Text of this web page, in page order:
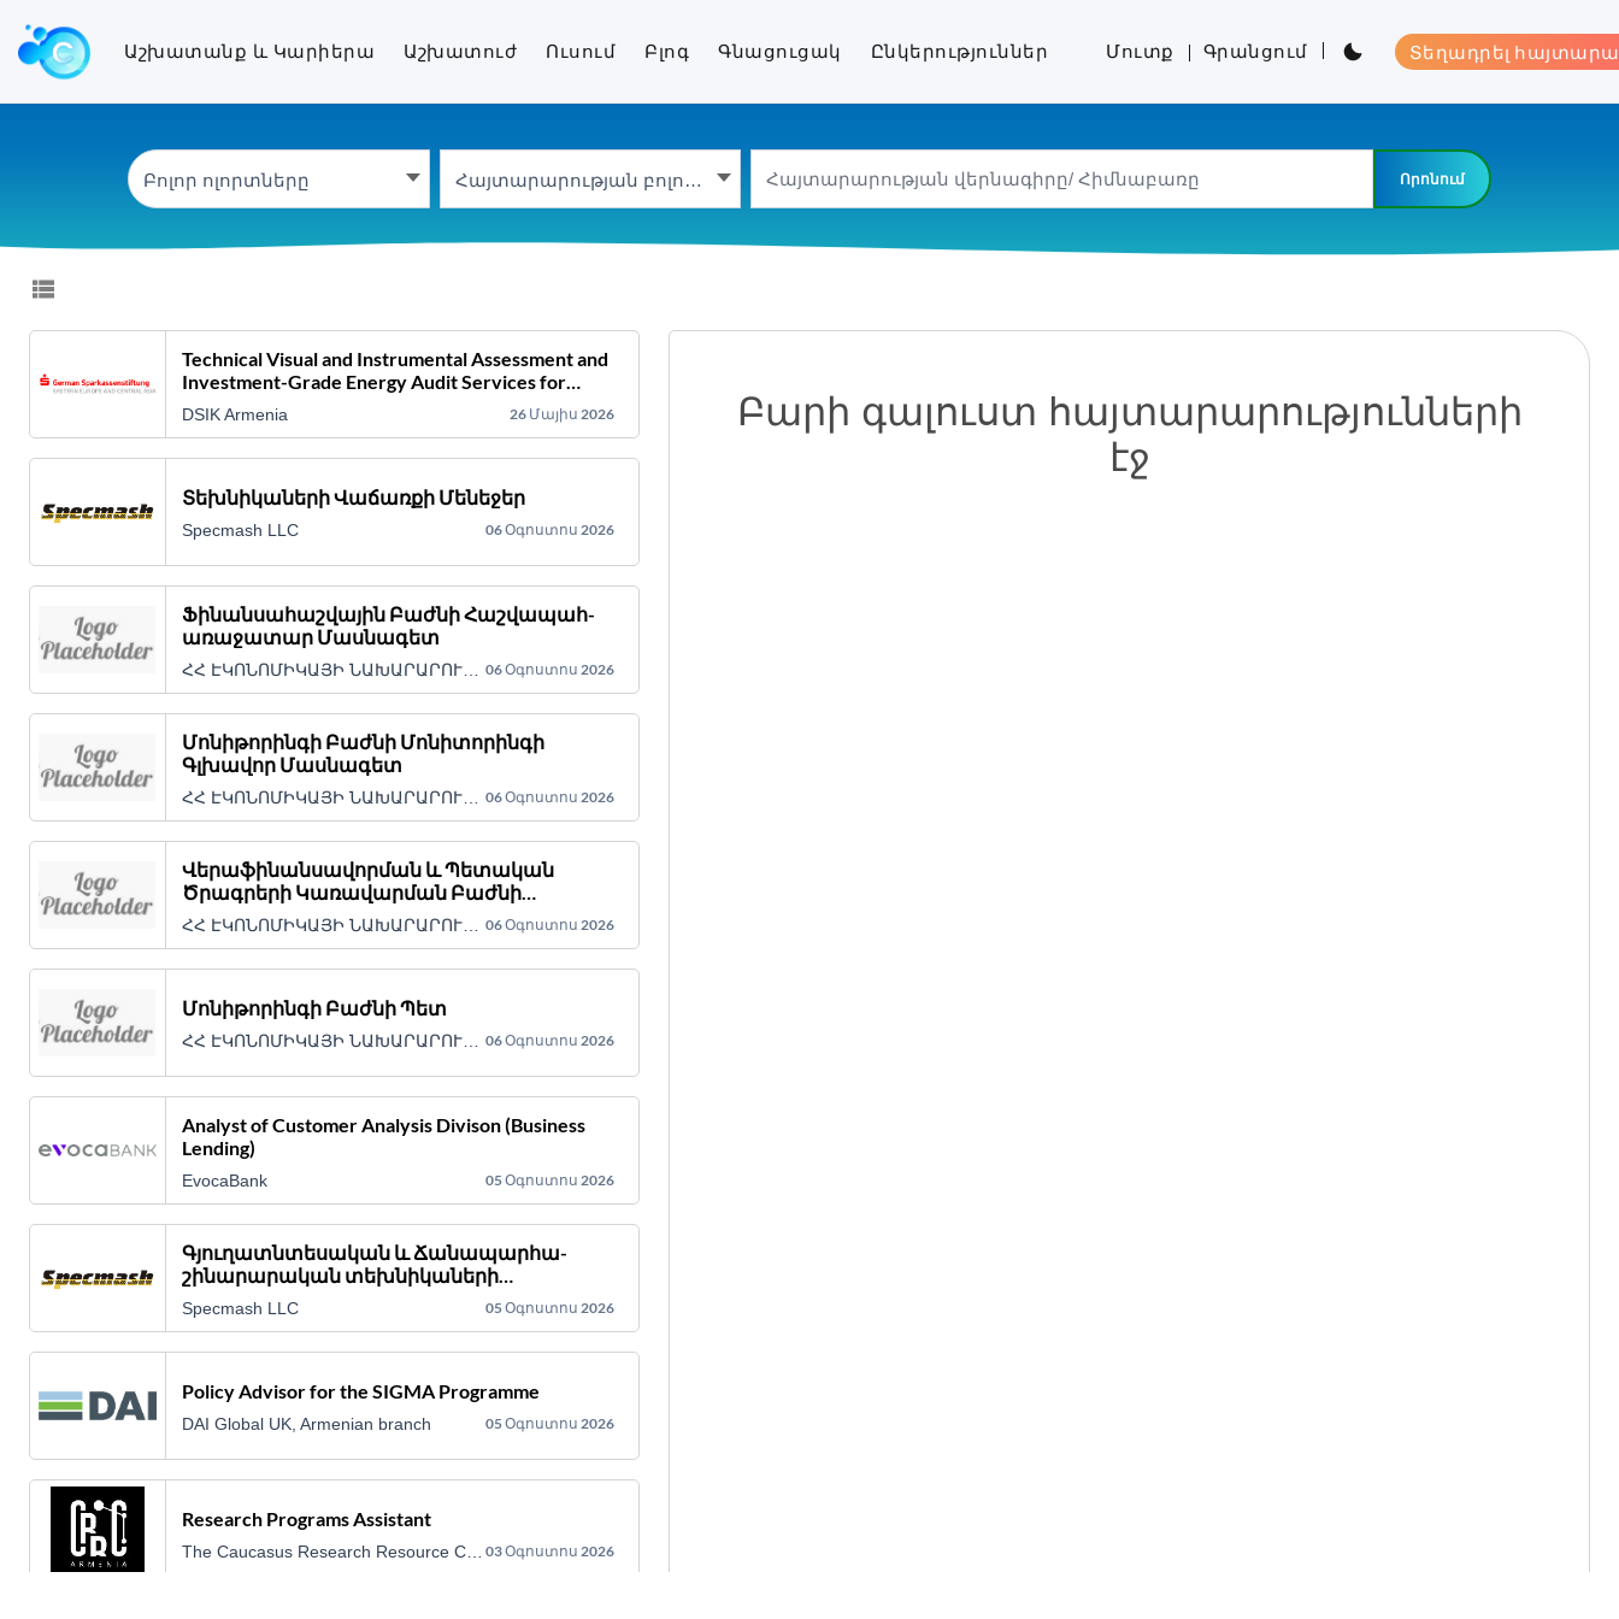
Աշխատանք և Կարիերա Աշխատուժ Ուսում Բլոգ Գնացուցակ Ընկերություններ Մուտք Գրանցում Տեղադրել
Բոլոր ոլորտները Հայտարարության բոլոր տեսակները Որոնում
Աշխատանք և կարիերա
Technical Visual and Instrumental Assessment and
Investment-Grade Energy Audit Services for
Residential Houses
DSIK Armenia 26 Մայիս 2026
Տեխնիկաների Վաճառքի Մենեջեր
Specmash LLC 06 Օգոստոս 2026
Ֆինանսահաշվային Բաժնի Հաշվապահ-
առաջատար Մասնագետ
06 Օգոստոս 2026
Մոնիթորինգի Բաժնի Մոնիտորինգի
Գլխավոր Մասնագետ
06 Օգոստոս 2026
Վերաֆինանսավորման և Պետական
Ծրագրերի Կառավարման Բաժնի
Տնտեսագետ-գլխավոր Մասնագետ06 Օգոստոս 2026
Մոնիթորինգի Բաժնի Պետ
06 Օգոստոս 2026
Analyst of Customer Analysis Divison (Business
Lending)
EvocaBank 05 Օգոստոս 2026
Գյուղատնտեսական և Ճանապարհա-
շինարարական տեխնիկաների
սպասարկման և ետ երաշխիքային
սպասարկման Սերվիս մենեջեր
Specmash LLC 05 Օգոստոս 2026
Policy Advisor for the SIGMA Programme
DAI Global UK, Armenian branch 05 Օգոստոս 2026
Research Programs Assistant
03 Օգոստոս 2026
Բարի գալուստ հայտարարությունների
էջ